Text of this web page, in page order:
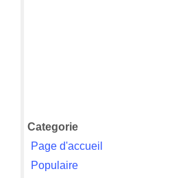
Categorie
Page d'accueil
Populaire